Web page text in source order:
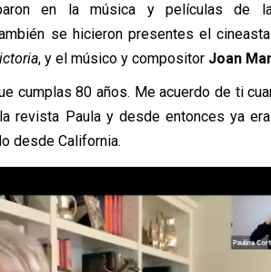
en la música y películas de
se hicieron presentes el
, y el músico y compositorJoan
cumplas 80 años. Me acuerdo de ti
revista Paula y desde entonces ya
desde California.